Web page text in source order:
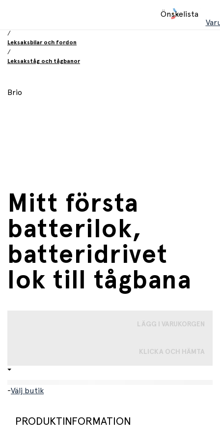
Önskelista
/
Leksaksbilar och fordon
/
Leksakståg och tågbanor
Brio
Mitt första
batterilok,
batteridrivet
lok till tågbana
LÄGG I VARUKORGEN
KLICKA OCH HÄMTA
-Välj butik
PRODUKTINFORMATION